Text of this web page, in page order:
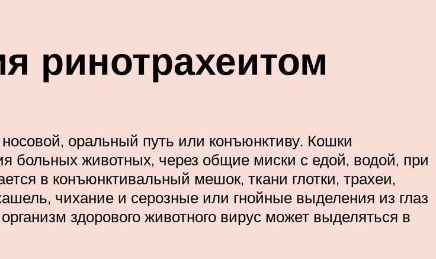
ринотрахеитом
оральный путь или конъюнктиву. Кошки
больных животных, через общие миски с едой, водой, при
в конъюнктивальный мешок, ткани глотки, трахеи,
чихание и серозные или гнойные выделения из глаз
здорового животного вирус может выделяться в